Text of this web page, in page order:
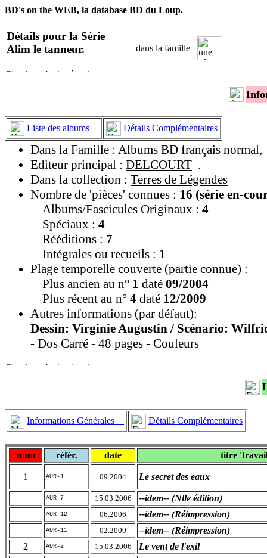
BD's on the WEB, la database BD du Loup.
Détails pour la Série
Alim le tanneur. dans la famille
Liste des albums Détails Complémentaires
Dans la Famille : Albums BD français normal,
Editeur principal : DELCOURT .
Dans la collection : Terres de Légendes
Nombre de 'pièces' connues : 16 (série en-
Albums/Fascicules Originaux : 4
Spéciaux : 4
Rééditions : 7
Intégrales ou recueils : 1
Plage temporelle couverte (partie connue) :
Plus ancien au n° 1 daté 09/2004
Plus récent au n° 4 daté 12/2009
Autres informations (par défaut):
Dessin: Virginie Augustin / Scénario:
- Dos Carré - 48 pages - Couleurs
Informations Générales Détails Complémentaires
num référ. date titre
1 AUR-1 09.2004 Le secret des eaux
AUR-7 15.03.2006 --idem-- (Nlle édition)
AUR-12 06.2006 --idem-- (Réimpression)
AUR-11 02.2009
--idem-- (Réimpression)
2
AUR-2 15.03.2006 Le vent de l'exil